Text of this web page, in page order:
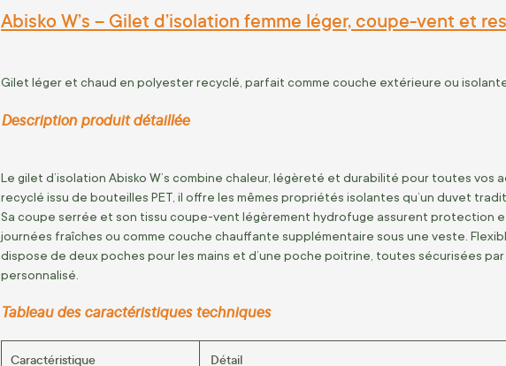
Abisko W’s – Gilet d’isolation femme léger, coupe-vent et
Gilet léger et chaud en polyester recyclé, parfait comme couche extérieure ou
Description produit détaillée
Le gilet d’isolation Abisko W’s combine chaleur, légèreté et durabilité pour toutes
recyclé issu de bouteilles PET, il offre les mêmes propriétés isolantes qu’un duvet
Sa coupe serrée et son tissu coupe-vent légèrement hydrofuge assurent protection
journées fraîches ou comme couche chauffante supplémentaire sous une veste.
dispose de deux poches pour les mains et d’une poche poitrine, toutes sécurisées
personnalisé.
Tableau des caractéristiques techniques
Caractéristique Détail